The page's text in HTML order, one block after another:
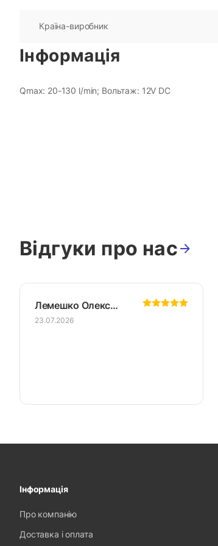
Країна-виробник
Інформація
Qmax: 20-130 l/min; Вольтаж: 12V DC
Відгуки про нас
Лемешко Олександр
23.07.2026
Інформація
Про компанію
Доставка і оплата